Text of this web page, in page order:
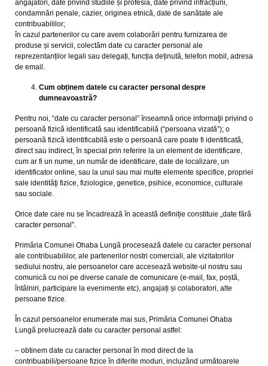
angajatori, date privind studiile și profesia, date privind infracțiuni,
condamnări penale, cazier, originea etnică, date de sanătate ale
contribuabililor;
în cazul partenerilor cu care avem colaborări pentru furnizarea de
produse și servicii, colectăm date cu caracter personal ale
reprezentanților legali sau delegați, funcția deținută, telefon mobil, adresa
de email.
Cum obținem datele cu caracter personal despre
dumneavoastră?
Pentru noi, “date cu caracter personal” înseamnă orice informaţii privind o
persoană fizică identificată sau identificabilă (“persoana vizată”); o
persoană fizică identificabilă este o persoană care poate fi identificată,
direct sau indirect, în special prin referire la un element de identificare,
cum ar fi un nume, un număr de identificare, date de localizare, un
identificator online, sau la unul sau mai multe elemente specifice, propriei
sale identităţi fizice, fiziologice, genetice, psihice, economice, culturale
sau sociale.
Orice date care nu se încadrează în această definiție constituie „date fără
caracter personal”.
Primăria Comunei Ohaba Lungă procesează datele cu caracter personal
ale contribuabililor, ale partenerilor nostri comerciali, ale vizitatorilor
sediului nostru, ale persoanelor care accesează website-ul nostru sau
comunică cu noi pe diverse canale de comunicare (e-mail, fax, poștă,
întâlniri, participare la evenimente etc), angajați și colaboratori, alte
persoane fizice.
În cazul persoanelor enumerate mai sus, Primăria Comunei Ohaba
Lungă prelucrează date cu caracter personal astfel:
– obtinem date cu caracter personal în mod direct de la
contribuabili/persoane fizice în diferite moduri, incluzând următoarele